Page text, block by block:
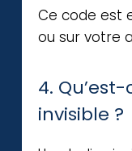
Ce code est
ou sur votre
4.
invisible ?